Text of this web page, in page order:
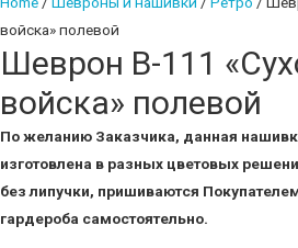
войска» полевой
Шеврон В-111
войска» полевой
По желанию Заказчика, данная
изготовлена в разных цветовых
без липучки, пришиваются
гардероба самостоятельно.